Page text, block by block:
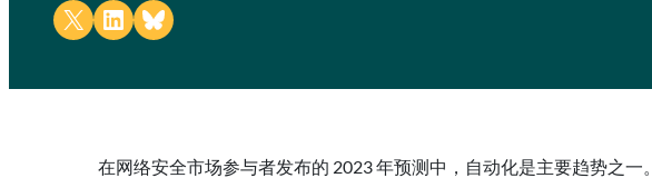
Share on X Share on LinkedIn
Share on Bluesky
在网络安全市场参与者发布的 2023 年预测中，自动化是主要趋势之一。